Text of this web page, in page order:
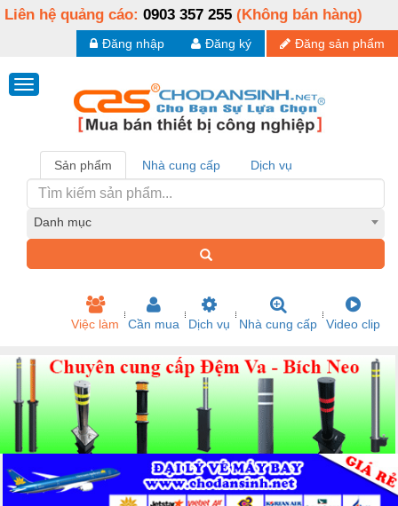
Liên hệ quảng cáo: 0903 357 255 (Không bán hàng)
Đăng sản phẩm
Đăng ký
Đăng nhập
Sản phẩm Nhà cung cấp Dịch vụ
Danh mục
Việc làm Cần mua Dịch vụ Nhà cung cấp Video clip